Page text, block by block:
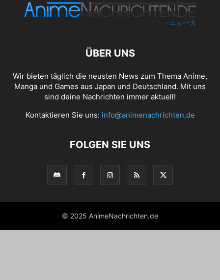
ÜBER UNS
Wir bieten täglich die neusten News zum Thema Anime,
Manga und Games aus Japan und Deutschland. Mit uns
sind deine Nachrichten immer aktuell!
Kontaktieren Sie uns: info@animenachrichten.de
FOLGEN SIE UNS
© 2025 AnimeNachrichten.de